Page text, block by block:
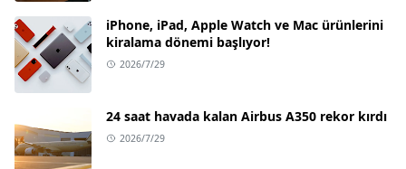
iPhone, iPad, Apple Watch ve Mac ürünlerini
kiralama dönemi başlıyor!
2026/7/29
24 saat havada kalan Airbus A350 rekor kırdı
2026/7/29